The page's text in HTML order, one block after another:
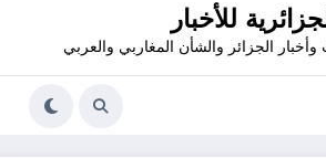
للأخبار
الجزائر والشأن المغاربي والعربي